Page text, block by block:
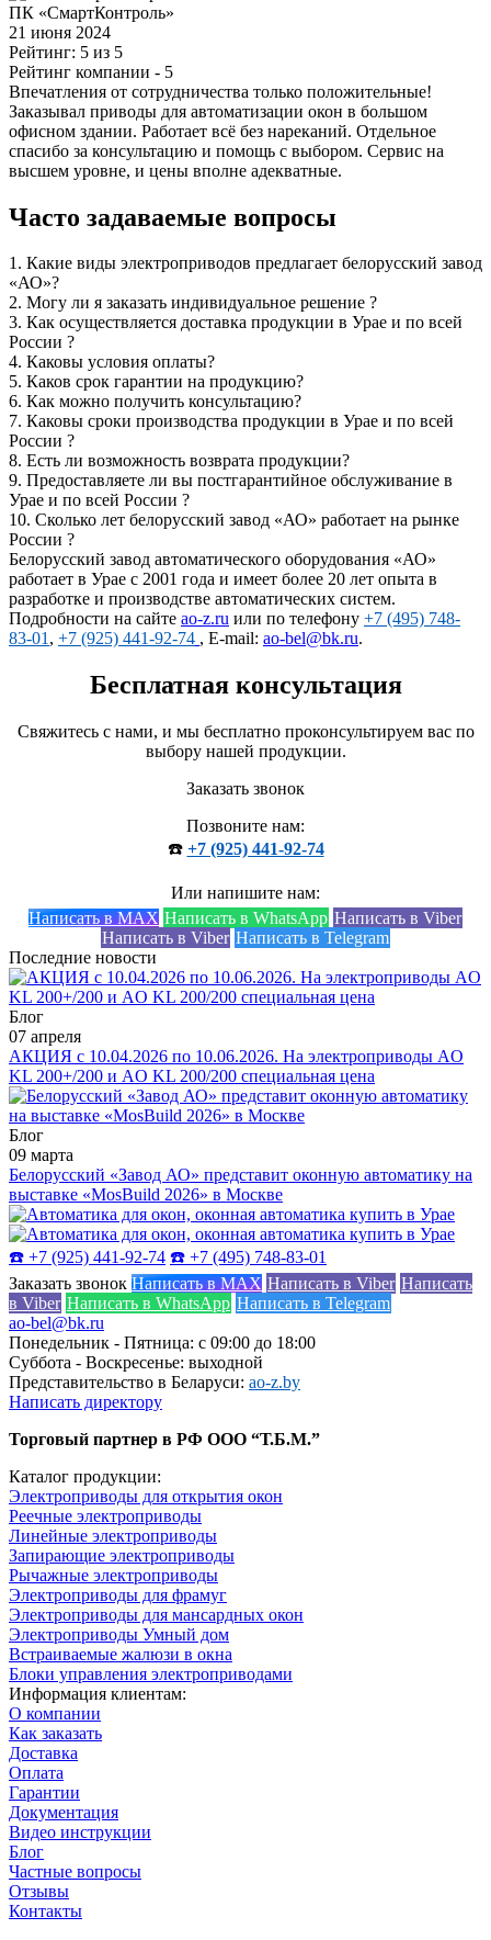
ПК «СмартКонтроль»
21 июня 2024
Рейтинг: 5 из 5
Рейтинг компании - 5
Впечатления от сотрудничества только положительные!
Заказывал приводы для автоматизации окон в большом
офисном здании. Работает всё без нареканий. Отдельное
спасибо за консультацию и помощь с выбором. Сервис на
высшем уровне, и цены вполне адекватные.
Часто задаваемые вопросы
1. Какие виды электроприводов предлагает белорусский завод
«АО»?
2. Могу ли я заказать индивидуальное решение ?
3. Как осуществляется доставка продукции в Урае и по всей
России ?
4. Каковы условия оплаты?
5. Каков срок гарантии на продукцию?
6. Как можно получить консультацию?
7. Каковы сроки производства продукции в Урае и по всей
России ?
8. Есть ли возможность возврата продукции?
9. Предоставляете ли вы постгарантийное обслуживание в
Урае и по всей России ?
10. Сколько лет белорусский завод «АО» работает на рынке
России ?
Белорусский завод автоматического оборудования «АО»
работает в Урае с 2001 года и имеет более 20 лет опыта в
разработке и производстве автоматических систем.
Подробности на сайте ao-z.ru или по телефону +7 (495) 748-
83-01, +7 (925) 441-92-74 , E-mail: ao-bel@bk.ru.
Бесплатная консультация
Свяжитесь с нами, и мы бесплатно проконсультируем вас по
выбору нашей продукции.
Заказать звонок
Позвоните нам:
☎️ +7 (925) 441-92-74
Или напишите нам:
Написать в MAX Написать в WhatsApp Написать в Viber
Написать в Viber Написать в Telegram
Последние новости
Блог
07 апреля
АКЦИЯ с 10.04.2026 по 10.06.2026. На электроприводы AO
KL 200+/200 и AO KL 200/200 специальная цена
Блог
09 марта
Белорусский «Завод АО» представит оконную автоматику на
выставке «MosBuild 2026» в Москве
☎️ +7 (925) 441-92-74 ☎️ +7 (495) 748-83-01
Заказать звонок Написать в MAX Написать в Viber Написать
в Viber Написать в WhatsApp Написать в Telegram
ao-bel@bk.ru
Понедельник - Пятница: с 09:00 до 18:00
Суббота - Воскресенье: выходной
Представительство в Беларуси: ao-z.by
Написать директору
Торговый партнер в РФ ООО “Т.Б.М.”
Каталог продукции:
Электроприводы для открытия окон
Реечные электроприводы
Линейные электроприводы
Запирающие электроприводы
Рычажные электроприводы
Электроприводы для фрамуг
Электроприводы для мансардных окон
Электроприводы Умный дом
Встраиваемые жалюзи в окна
Блоки управления электроприводами
Информация клиентам:
О компании
Как заказать
Доставка
Оплата
Гарантии
Документация
Видео инструкции
Блог
Частные вопросы
Отзывы
Контакты